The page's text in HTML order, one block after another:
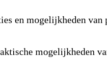
en mogelijkheden
mogelijkheden